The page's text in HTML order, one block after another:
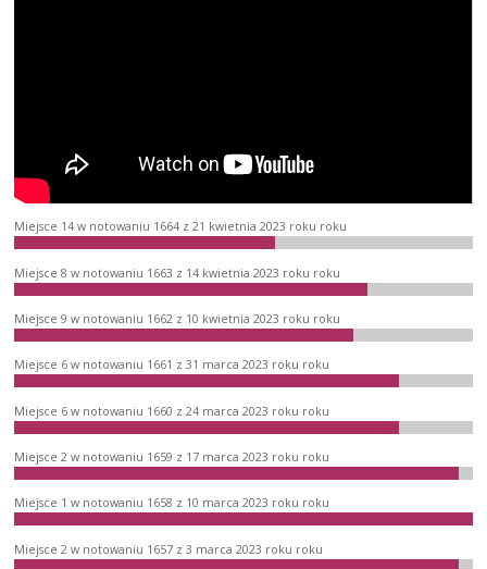
Miejsce 14 w notowaniu 1664 z 21 kwietnia 2023 roku roku
Miejsce 8 w notowaniu 1663 z 14 kwietnia 2023 roku roku
Miejsce 9 w notowaniu 1662 z 10 kwietnia 2023 roku roku
Miejsce 6 w notowaniu 1661 z 31 marca 2023 roku roku
Miejsce 6 w notowaniu 1660 z 24 marca 2023 roku roku
Miejsce 2 w notowaniu 1659 z 17 marca 2023 roku roku
Miejsce 1 w notowaniu 1658 z 10 marca 2023 roku roku
Miejsce 2 w notowaniu 1657 z 3 marca 2023 roku roku